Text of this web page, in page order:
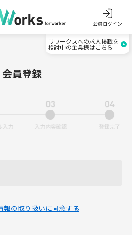
会員ログイン
リワークスへの求人掲載を
検討中の企業様はこちら
会員登録
報の取り扱いに同意する